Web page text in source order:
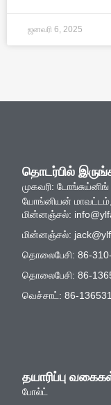
ஜனவரி 6, 2025
தயாரிப்பு
போல்ட்
தொடர்பில்
முகவரி: டோங்சுய்னிங்
யோங்னியன்
மின்னஞ்சல்:
மின்னஞ்சல்:
தொலைபேசி: 86-
தொலைபேசி: 86-
வெச்சாட்: 86-